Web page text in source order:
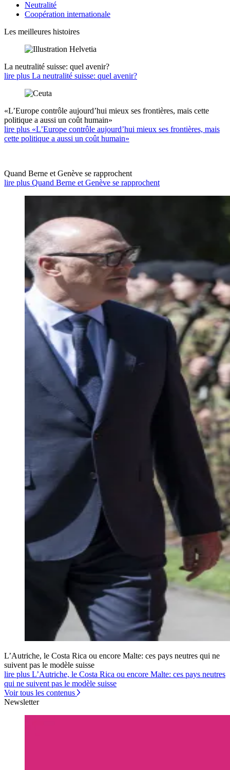
Neutralité
Coopération internationale
Les meilleures histoires
La neutralité suisse: quel avenir?
lire plus La neutralité suisse: quel avenir?
«L’Europe contrôle aujourd’hui mieux ses frontières, mais cette
politique a aussi un coût humain»
lire plus «L’Europe contrôle aujourd’hui mieux ses frontières, mais
cette politique a aussi un coût humain»
Quand Berne et Genève se rapprochent
lire plus Quand Berne et Genève se rapprochent
L’Autriche, le Costa Rica ou encore Malte: ces pays neutres qui ne
suivent pas le modèle suisse
lire plus L’Autriche, le Costa Rica ou encore Malte: ces pays neutres
qui ne suivent pas le modèle suisse
Voir tous les contenus
Newsletter